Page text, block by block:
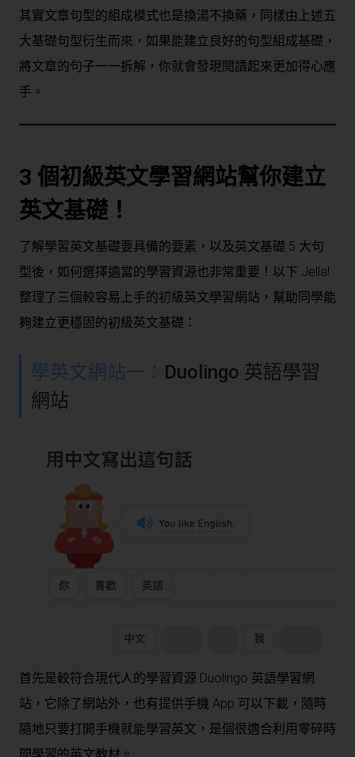
其實文章句型的組成模式也是換湯不換藥，同樣由上述五
大基礎句型衍生而來，如果能建立良好的句型組成基礎，
將文章的句子一一拆解，你就會發現閱讀起來更加得心應
手。
3 個初級英文學習網站幫你建立
英文基礎！
了解學習英文基礎要具備的要素，以及英文基礎 5 大句
型後，如何選擇適當的學習資源也非常重要！以下 Jella!
整理了三個較容易上手的初級英文學習網站，幫助同學能
夠建立更穩固的初級英文基礎：
學英文網站一： Duolingo 英語學習
網站
首先是較符合現代人的學習資源 Duolingo 英語學習網
站，它除了網站外，也有提供手機 App 可以下載，隨時
隨地只要打開手機就能學習英文，是個很適合利用零碎時